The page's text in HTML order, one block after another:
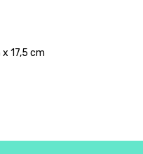
17,5 cm